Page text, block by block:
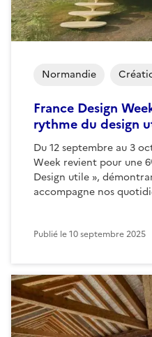
France Design
rythme du design
Du 12 septembre au 3
Week revient pour une
Design utile »,
accompagne nos
Normandie
Publié le10 septembre 2025